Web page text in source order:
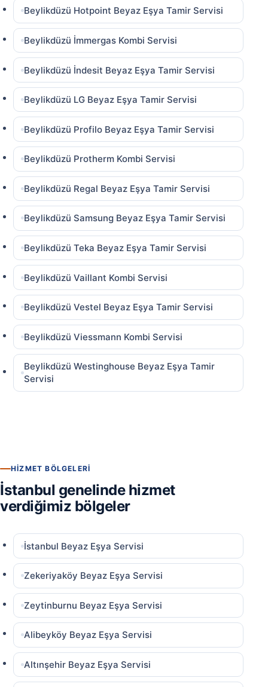
Beylikdüzü Hotpoint Beyaz Eşya Tamir Servisi
Beylikdüzü İmmergas Kombi Servisi
Beylikdüzü İndesit Beyaz Eşya Tamir Servisi
Beylikdüzü LG Beyaz Eşya Tamir Servisi
Beylikdüzü Profilo Beyaz Eşya Tamir Servisi
Beylikdüzü Protherm Kombi Servisi
Beylikdüzü Regal Beyaz Eşya Tamir Servisi
Beylikdüzü Samsung Beyaz Eşya Tamir Servisi
Beylikdüzü Teka Beyaz Eşya Tamir Servisi
Beylikdüzü Vaillant Kombi Servisi
Beylikdüzü Vestel Beyaz Eşya Tamir Servisi
Beylikdüzü Viessmann Kombi Servisi
Beylikdüzü Westinghouse Beyaz Eşya Tamir
Servisi
HIZMET BÖLGELERI
İstanbul genelinde hizmet
verdiğimiz bölgeler
İstanbul Beyaz Eşya Servisi
Zekeriyaköy Beyaz Eşya Servisi
Zeytinburnu Beyaz Eşya Servisi
Alibeyköy Beyaz Eşya Servisi
Altınşehir Beyaz Eşya Servisi